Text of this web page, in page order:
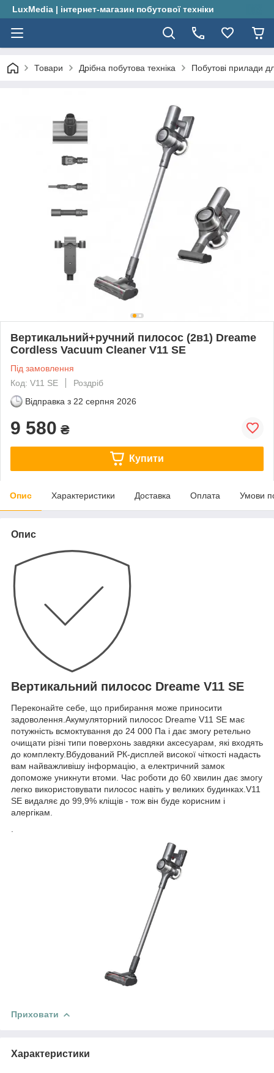
LuxMedia | інтернет-магазин побутової техніки
Товари Дрібна побутова техніка Побутові прилади
Вертикальний+ручний пилосос (2в1) Dreame
Cordless Vacuum Cleaner V11 SE
Під замовлення
Код: V11 SE
Роздріб
Відправка з 22 серпня 2026
9 580 ₴
Купити
Опис Характеристики Доставка Оплата Умови
Опис
Вертикальний пилосос Dreame V11 SE
Переконайте себе, що прибирання може приносити
задоволення.Акумуляторний пилосос Dreame V11 SE має
потужність всмоктування до 24 000 Па і дає змогу ретельно
очищати різні типи поверхонь завдяки аксесуарам, які входять
до комплекту.Вбудований РК-дисплей високої чіткості надасть
вам найважливішу інформацію, а електричний замок
допоможе уникнути втоми. Час роботи до 60 хвилин дає змогу
легко використовувати пилосос навіть у великих будинках.V11
SE видаляє до 99,9% кліщів - тож він буде корисним і
алергікам.
.
Приховати
Характеристики